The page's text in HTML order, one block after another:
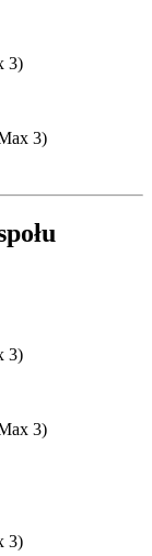
3)
3)
3)
3)
3)